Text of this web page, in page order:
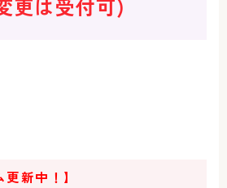
更は受付可)
更新中！】